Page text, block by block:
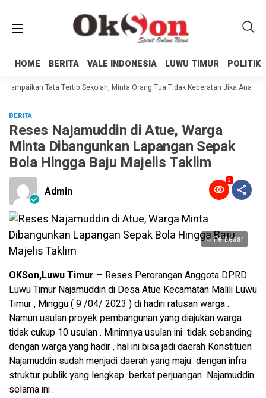
HOME BERITA VALE INDONESIA LUWU TIMUR POLITIK
HOME BERITA VALE INDONESIA LUWU TIMUR POLITIK
Sampaikan Tata Tertib Sekolah, Minta Orang Tua Tidak Keberatan Jika Anaknya
BERITA
Reses Najamuddin di Atue, Warga
Minta Dibangunkan Lapangan Sepak
Bola Hingga Baju Majelis Taklim
Admin
2
Perbesar
OKSon,Luwu Timur – Reses Perorangan Anggota DPRD
Luwu Timur Najamuddin di Desa Atue Kecamatan Malili Luwu
Timur , Minggu ( 9 /04/ 2023 ) di hadiri ratusan warga .
Namun usulan proyek pembangunan yang diajukan warga
tidak cukup 10 usulan . Minimnya usulan ini tidak sebanding
dengan warga yang hadir , hal ini bisa jadi daerah Konstituen
Najamuddin sudah menjadi daerah yang maju dengan infra
struktur publik yang lengkap berkat perjuangan Najamuddin
selama ini .